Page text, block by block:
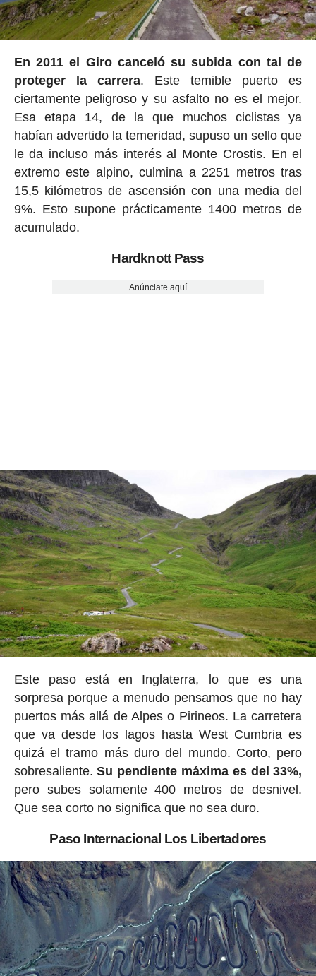
En 2011 el Giro canceló su subida con tal de
proteger la carrera. Este temible puerto es
ciertamente peligroso y su asfalto no es el mejor.
Esa etapa 14, de la que muchos ciclistas ya
habían advertido la temeridad, supuso un sello que
le da incluso más interés al Monte Crostis. En el
extremo este alpino, culmina a 2251 metros tras
15,5 kilómetros de ascensión con una media del
9%. Esto supone prácticamente 1400 metros de
acumulado.
Hardknott Pass
Anúnciate aquí
Este paso está en Inglaterra, lo que es una
sorpresa porque a menudo pensamos que no hay
puertos más allá de Alpes o Pirineos. La carretera
que va desde los lagos hasta West Cumbria es
quizá el tramo más duro del mundo. Corto, pero
sobresaliente.Su pendiente máxima es del 33%,
pero subes solamente 400 metros de desnivel.
Que sea corto no significa que no sea duro.
Paso Internacional Los Libertadores